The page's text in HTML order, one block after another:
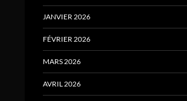
JANVIER 2026
FÉVRIER 2026
MARS 2026
AVRIL 2026